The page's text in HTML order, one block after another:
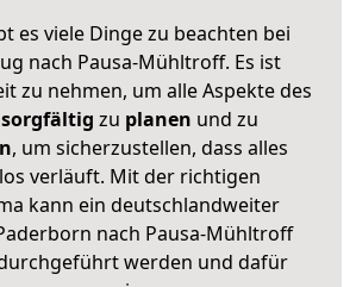
es viele Dinge zu beachten bei
nach Pausa-Mühltroff. Es ist
zu nehmen, um alle Aspekte des
sorgfältig zu planen und zu
, um sicherzustellen, dass alles
verläuft. Mit der richtigen
kann ein deutschlandweiter
nach Pausa-Mühltroff
werden und dafür